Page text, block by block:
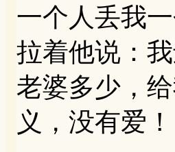
一个人丢我
拉着他说：
老婆多少，
义，没有爱！